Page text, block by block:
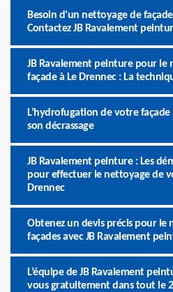
Besoin d'un nettoyage de
Contactez JB Ravalement
JB Ravalement peinture pour le
façade à Le Drennec : La
L’hydrofugation de votre façade
son décrassage
JB Ravalement peinture : Les
pour effectuer le nettoyage de
Drennec
Obtenez un devis précis pour le
façades avec JB Ravalement
L’équipe de JB Ravalement
vous gratuitement dans tout le